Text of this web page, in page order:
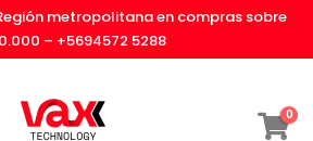
metropolitana en compras sobre
– +5694572 5288
0